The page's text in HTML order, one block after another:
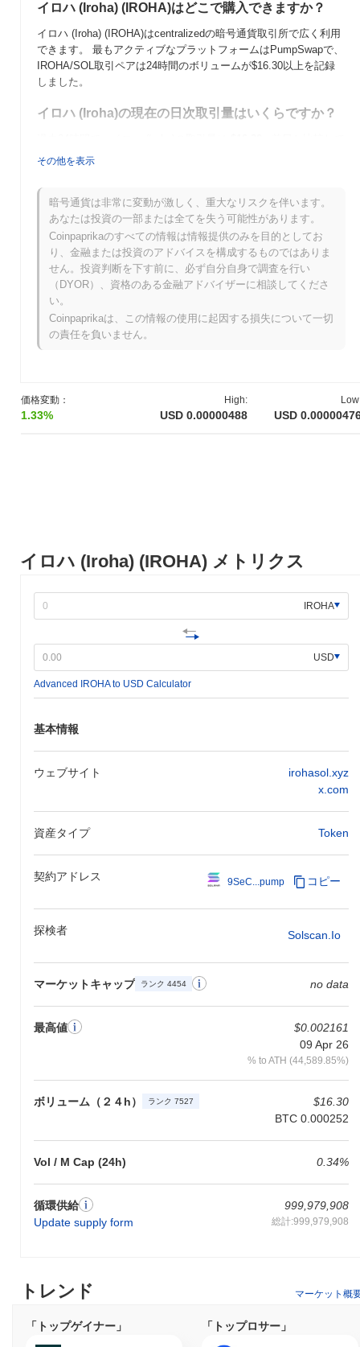
イロハ (Iroha) (IROHA) メトリクス
IROHA
USD
Advanced IROHA to USD Calculator
基本情報
ウェブサイト
irohasol.xyz
x.com
資産タイプ Token
契約アドレス 9SeC...pump コピー
探検者 Solscan.io
マーケットキャップ ランク 4454 no data
最高値
$0.002161
09 Apr 26
% to ATH (44,589.85%)
ボリューム（２４h） ランク 7527
$16.30
BTC 0.000252
Vol / M Cap (24h) 0.34%
循環供給
Update supply form
999,979,908
総計:999,979,908
価格変動：
1.33%
High:
USD 0.00000488 USD
イロハ (Iroha) (IROHA)はどこで購入できますか？
イロハ (Iroha) (IROHA)はcentralizedの暗号通貨取引所で広く利用
できます。 最もアクティブなプラットフォームはPumpSwapで、
IROHA/SOL取引ペアは24時間のボリュームが$16.30以上を記録
しました。
イロハ (Iroha)の現在の日次取引量はいくらですか？
98.13% の増加を示しています。これは、取引活動の短期的な増加
イロハ (Iroha)の価格範囲の履歴は何ですか？
史上最高値（ATH）：
$0.002161
史上最安値（ATL）：NaN
イロハ (Iroha)は現在、ATHより ~99.78% 低く取引されています .
イロハ (Iroha)の現在の時価総額はいくらですか？
イロハ (Iroha)の時価総額は約
位にランクされています。この数字は、999 979 908のIROHAト
イロハ (Iroha)は、より広範な暗号市場と比較してど
のようなパフォーマンスですか？
その他を表示
暗号通貨は非常に変動が激しく、重大なリスクを伴います。
あなたは投資の一部または全てを失う可能性があります。
Coinpaprikaのすべての情報は情報提供のみを目的としてお
り、金融または投資のアドバイスを構成するものではありま
せん。投資判断を下す前に、必ず自分自身で調査を行い
（DYOR）、資格のある金融アドバイザーに相談してくださ
い。
Coinpaprikaは、この情報の使用に起因する損失について一切
の責任を負いません。
トレンド マーケット概
「トップゲイナー」 「トップロサー」